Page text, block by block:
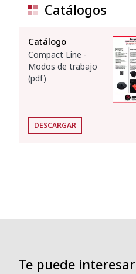
Catálogos
Catálogo
Compact Line -
Modos de trabajo
(pdf)
DESCARGAR
Te puede interesar